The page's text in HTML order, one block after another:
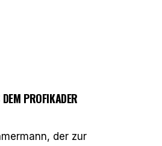
PROFIKADER
der zur